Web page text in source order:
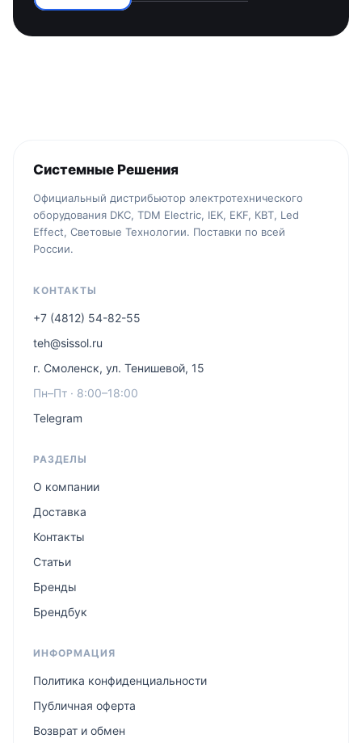
Системные Решения
Официальный дистрибьютор электротехнического
оборудования DKC, TDM Electric, IEK, EKF, КВТ, Led
Effect, Световые Технологии. Поставки по всей
России.
КОНТАКТЫ
+7 (4812) 54-82-55
teh@sissol.ru
г. Смоленск, ул. Тенишевой, 15
Пн–Пт · 8:00–18:00
Telegram
РАЗДЕЛЫ
О компании
Доставка
Контакты
Статьи
Бренды
Брендбук
ИНФОРМАЦИЯ
Политика конфиденциальности
Публичная оферта
Возврат и обмен